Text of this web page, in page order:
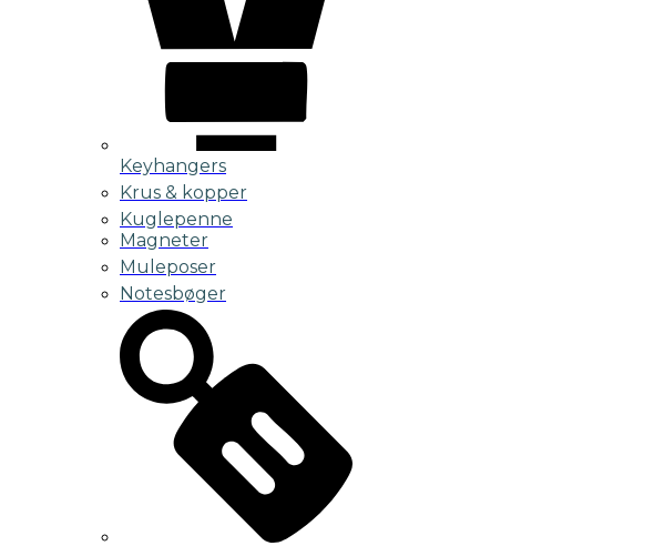
Keyhangers
Krus & kopper
Kuglepenne
Magneter
Muleposer
Notesbøger